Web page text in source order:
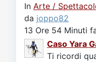
In Arte /
da joppo82
13 Ore 54 Minuti
Caso Yara
Ti ricordi